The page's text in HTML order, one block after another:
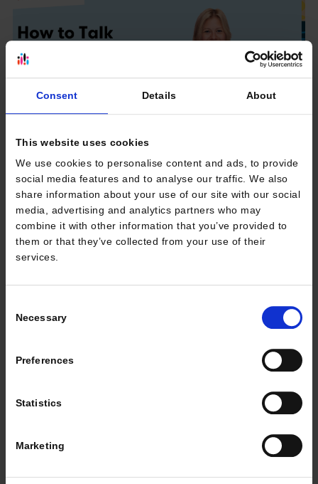
Consent Details About
This website uses cookies
We use cookies to personalise content and ads, to provide
social media features and to analyse our traffic. We also
share information about your use of our site with our social
media, advertising and analytics partners who may
combine it with other information that you’ve provided to
them or that they’ve collected from your use of their
services.
Selection
Necessary
Preferences
Statistics
Marketing
How to Talk so Kids Will Understand?
...
Czytaj więcej
wykorzystywać na lekcjach angielskiego?
...
Czytaj więcej